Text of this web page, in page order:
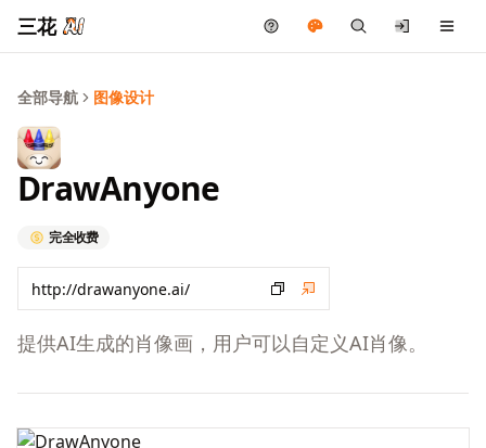
三花
全部导航 图像设计
DrawAnyone
完全收费
提供AI生成的肖像画，用户可以自定义AI肖像。